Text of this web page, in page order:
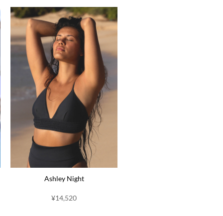
Ashley Night
¥14,520